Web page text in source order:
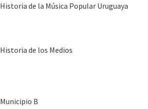
Historia de la Música Popular Uruguaya
Historia de los Medios
Municipio B